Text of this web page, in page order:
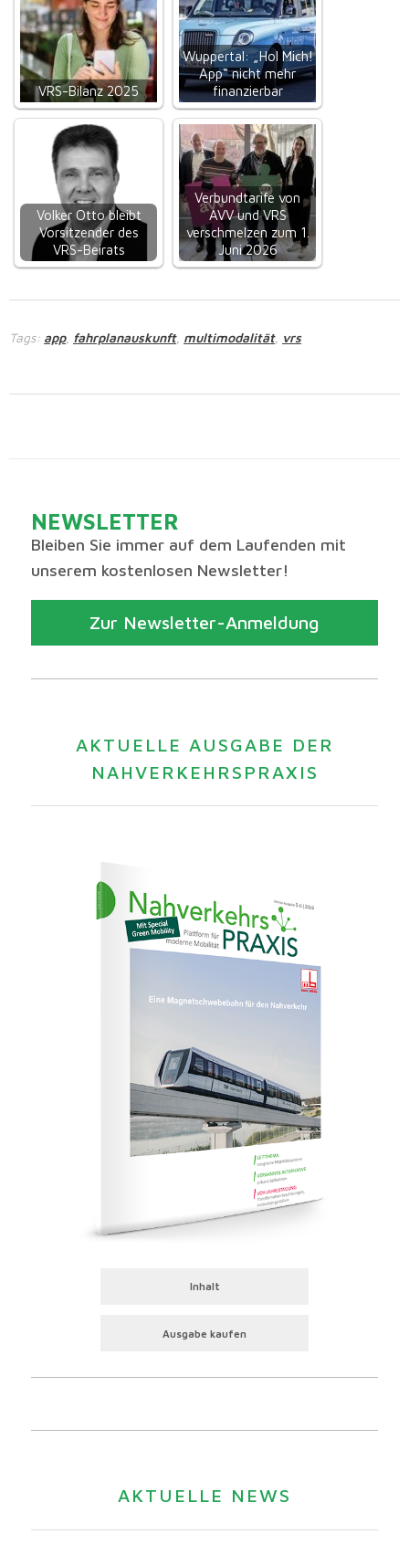
VRS-Bilanz 2025
Wuppertal: „Hol Mich!
App“ nicht mehr
finanzierbar
Volker Otto bleibt
Vorsitzender des
VRS-Beirats
Verbundtarife von
AVV und VRS
verschmelzen zum 1.
Juni 2026
Tags: app, fahrplanauskunft, multimodalität, vrs
NEWSLETTER
Bleiben Sie immer auf dem Laufenden mit
unserem kostenlosen Newsletter!
Zur Newsletter-Anmeldung
AKTUELLE AUSGABE DER
NAHVERKEHRSPRAXIS
Inhalt
Ausgabe kaufen
AKTUELLE NEWS